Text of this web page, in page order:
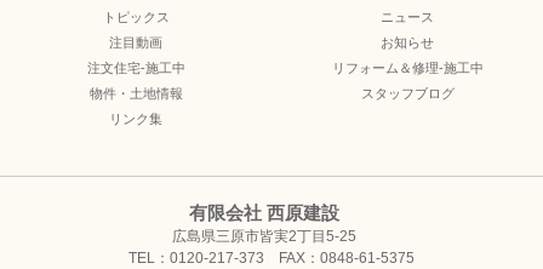
トピックス
ニュース
注目動画
お知らせ
注文住宅-施工中
リフォーム＆修理-施工中
物件・土地情報
スタッフブログ
リンク集
有限会社 西原建設
広島県三原市皆実2丁目5-25
TEL：0120-217-373 FAX：0848-61-5375